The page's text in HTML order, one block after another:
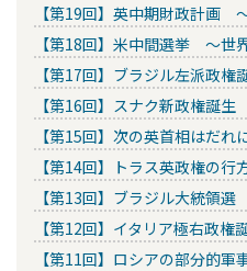
【第19回】英中期財政計画
【第18回】米中間選挙 ～世
【第17回】ブラジル左派政
【第16回】スナク新政権誕
【第15回】次の英首相はだ
【第14回】トラス英政権の
【第13回】ブラジル大統領
【第12回】イタリア極右政
【第11回】ロシアの部分的